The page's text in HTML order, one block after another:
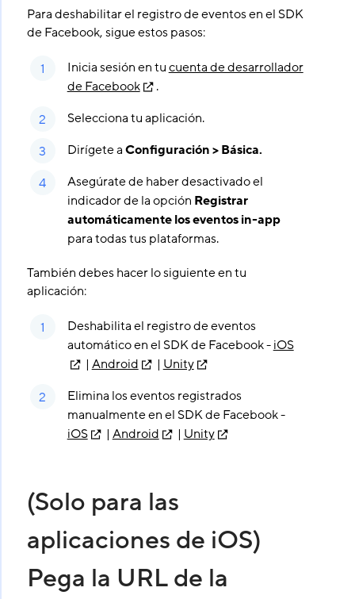
Para deshabilitar el registro de eventos en el SDK
de Facebook, sigue estos pasos:
Inicia sesión en tucuenta de desarrollador
de Facebook
.
Selecciona tu aplicación.
Dirígete aConfiguración > Básica.
Asegúrate de haber desactivado el
indicador de la opción Registrar
automáticamente los eventos in-app
para todas tus plataformas.
También debes hacer lo siguiente en tu
aplicación:
Deshabilita el registro de eventos
automático en el SDK de Facebook -iOS
| Android | Unity
Elimina los eventos registrados
manualmente en el SDK de Facebook -
iOS
| Android | Unity
(Solo para las
aplicaciones de iOS)
Pega la URL de la